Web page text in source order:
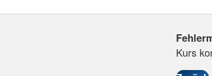
Kurs